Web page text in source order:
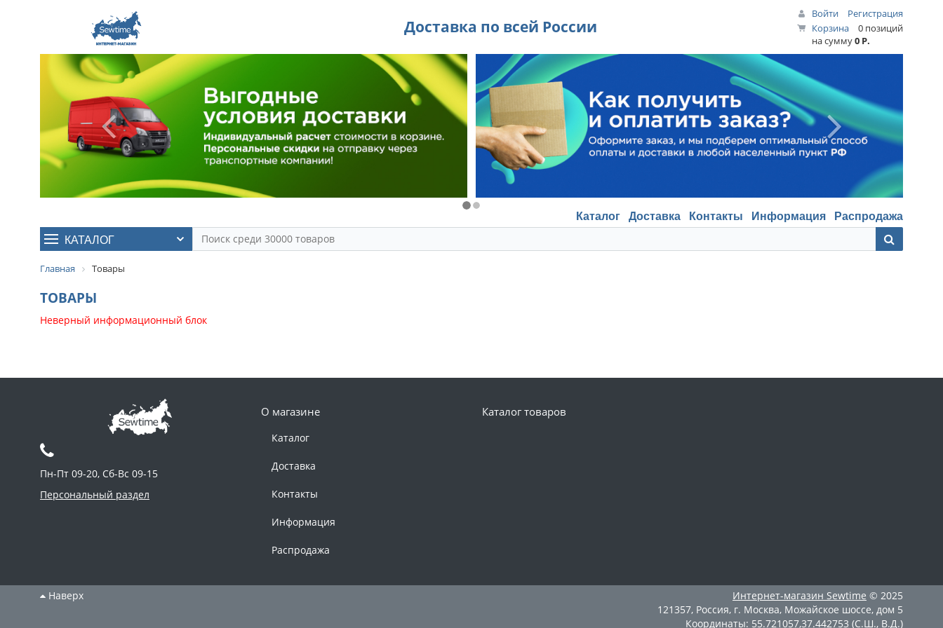
Войти
Регистрация
Корзина
0 позиций
на сумму0 Р.
Доставка по всей России
Каталог Доставка Контакты Информация Распродажа
КАТАЛОГ
Главная Товары
ТОВАРЫ
Неверный информационный блок
О магазине
Каталог
Доставка
Контакты
Информация
Распродажа
Каталог товаров
Пн-Пт 09-20, Сб-Вс 09-15
Персональный раздел
Наверх Интернет-магазин Sewtime © 2025
121357, Россия, г. Москва, Можайское шоссе, дом 5
Координаты: 55.721057,37.442753 (С.Ш., В.Д.)